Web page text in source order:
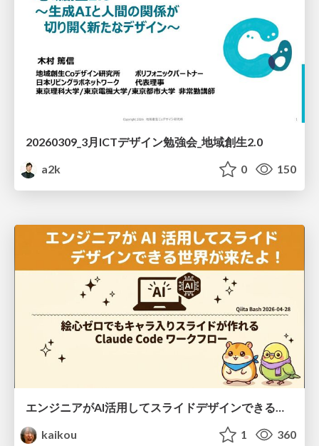
20260309_3月ICTデザイン勉強会_地域創生2.0
a2k
0 150
エンジニアがAI活用してスライドデザインできる世界が来たよ！
kaikou
1 360